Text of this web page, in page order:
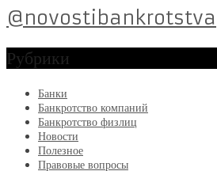
@novostibankrotstva
Рубрики
Банки
Банкротство компаний
Банкротство физлиц
Новости
Полезное
Правовые вопросы